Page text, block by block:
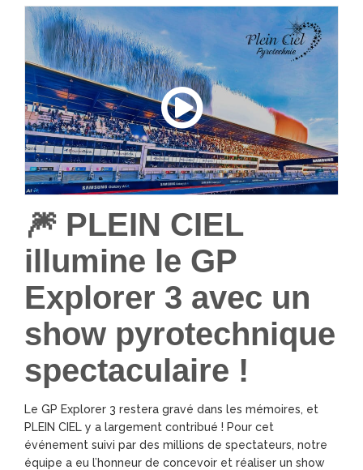
🎆 PLEIN CIEL
illumine le GP
Explorer 3 avec un
show pyrotechnique
spectaculaire !
Le GP Explorer 3 restera gravé dans les mémoires, et
PLEIN CIEL y a largement contribué ! Pour cet
événement suivi par des millions de spectateurs, notre
équipe a eu l’honneur de concevoir et réaliser un show